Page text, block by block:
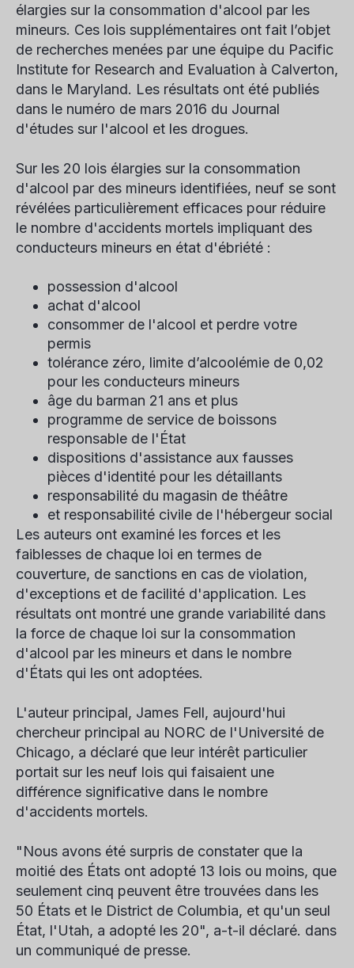
élargies sur la consommation d'alcool par les
mineurs. Ces lois supplémentaires ont fait l’objet
de recherches menées par une équipe du Pacific
Institute for Research and Evaluation à Calverton,
dans le Maryland. Les résultats ont été publiés
dans le numéro de mars 2016 du Journal
d'études sur l'alcool et les drogues.
Sur les 20 lois élargies sur la consommation
d'alcool par des mineurs identifiées, neuf se sont
révélées particulièrement efficaces pour réduire
le nombre d'accidents mortels impliquant des
conducteurs mineurs en état d'ébriété :
possession d'alcool
achat d'alcool
consommer de l'alcool et perdre votre
permis
tolérance zéro, limite d’alcoolémie de 0,02
pour les conducteurs mineurs
âge du barman 21 ans et plus
programme de service de boissons
responsable de l'État
dispositions d'assistance aux fausses
pièces d'identité pour les détaillants
responsabilité du magasin de théâtre
et responsabilité civile de l'hébergeur social
Les auteurs ont examiné les forces et les
faiblesses de chaque loi en termes de
couverture, de sanctions en cas de violation,
d'exceptions et de facilité d'application. Les
résultats ont montré une grande variabilité dans
la force de chaque loi sur la consommation
d'alcool par les mineurs et dans le nombre
d'États qui les ont adoptées.
L'auteur principal, James Fell, aujourd'hui
chercheur principal au NORC de l'Université de
Chicago, a déclaré que leur intérêt particulier
portait sur les neuf lois qui faisaient une
différence significative dans le nombre
d'accidents mortels.
"Nous avons été surpris de constater que la
moitié des États ont adopté 13 lois ou moins, que
seulement cinq peuvent être trouvées dans les
50 États et le District de Columbia, et qu'un seul
État, l'Utah, a adopté les 20", a-t-il déclaré. dans
un communiqué de presse.